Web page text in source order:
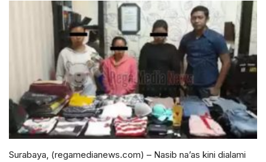
Surabaya, (regamedianews.com) – Nasib na’as kini dialami